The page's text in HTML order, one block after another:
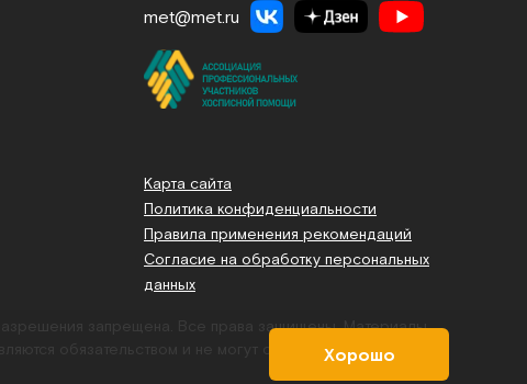
met@met.ru
Карта сайта
Политика конфиденциальности
Правила применения рекомендаций
Согласие на обработку персональных
данных
разрешения запрещена. Все права защищены.Материалы,
обязательством и не могут служить основанием для
Хорошо